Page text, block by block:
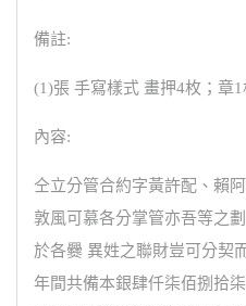
備註:
(1)張 手寫樣式 畫押4枚；章
內容:
仝立分管合約字黃許配、賴
敦風可慕各分掌管亦吾等之
於各爨 異姓之聯財豈可分契
年間共備本銀肆仟柒佰捌拾